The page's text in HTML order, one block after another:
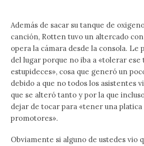
Además de sacar su tanque de
canción, Rotten tuvo un altercado
opera la cámara desde la consola. Le
del lugar porque no iba a «tolerar ese
estupideces», cosa que generó un
debido a que no todos los asistentes
que se alteró tanto y por la que
dejar de tocar para «tener una platica
promotores».
Obviamente si alguno de ustedes vio